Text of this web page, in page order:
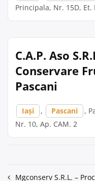
Principala, Nr. 15D, Et.
C.A.P. Aso
Conservare
Pascani
Iași , Pascani
,
Nr. 10, Ap. CAM. 2
Mgconserv S.R.L. –